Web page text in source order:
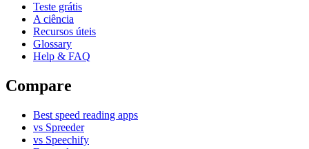
Teste grátis
A ciência
Recursos úteis
Glossary
Help & FAQ
Compare
Best speed reading apps
vs Spreeder
vs Speechify